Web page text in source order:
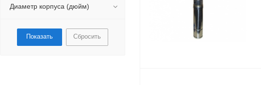
Диаметр корпуса (дюйм)
Сбросить